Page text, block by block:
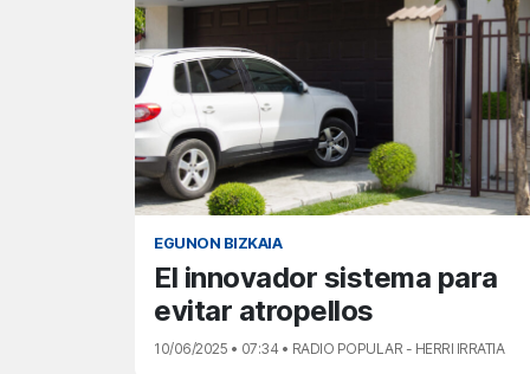
EGUNON BIZKAIA
El innovador sistema para
evitar atropellos
10/06/2025 • 07:34 • RADIO POPULAR - HERRI IRRATIA